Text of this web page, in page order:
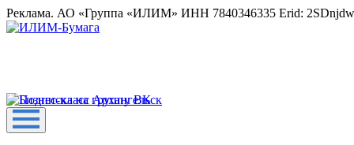
Реклама. АО «Группа «ИЛИМ» ИНН 7840346335 Erid: